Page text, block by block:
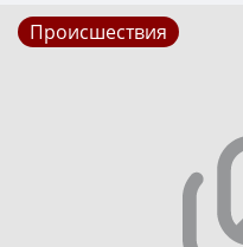
Происшествия